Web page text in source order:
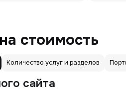
стоимость
Количество услуг и разделов
сайта